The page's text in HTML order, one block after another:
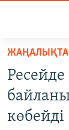
Skip
main
content
to
САЯСАТ
AZATTYQTV
көбейді